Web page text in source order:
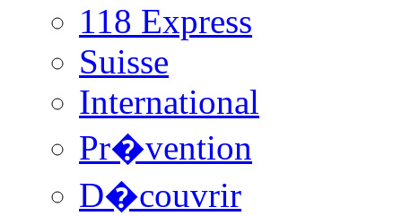
118 Express
Suisse
International
Pr�vention
D�couvrir